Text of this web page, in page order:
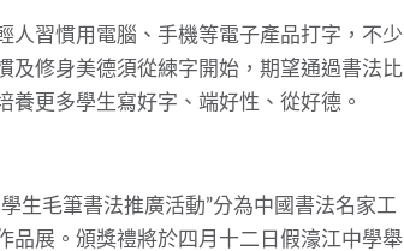
人習慣用電腦、手機等電子產品打字，不少
及修身美德須從練字開始，期望通過書法比
更多學生寫好字、端好性、從好德。
生毛筆書法推廣活動”分為中國書法名家工
品展。頒獎禮將於四月十二日假濠江中學舉